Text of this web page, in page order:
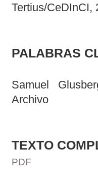
Tertius/CeDInCI,
PALABRAS
Samuel
Archivo
TEXTO
PDF